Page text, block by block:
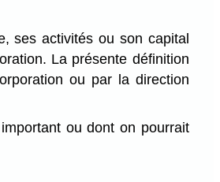
ses activités ou son capital
La présente définition
ou par la direction
ou dont on pourrait